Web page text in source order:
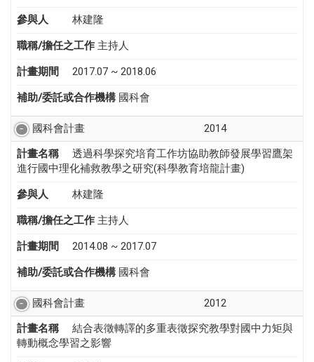
參與人 林建隆
職稱/擔任之工作 主持人
計畫期間 2017.07 ~ 2018.06
補助/委託或合作機構 國科會
國科會計畫
2014
計畫名稱
透過科學探究培育工作坊協助教師發展學習鷹架
進行國中理化補救教學之研究(科學教育培龍計畫)
參與人 林建隆
職稱/擔任之工作 主持人
計畫期間 2014.08 ~ 2017.07
補助/委託或合作機構 國科會
國科會計畫
2012
計畫名稱
結合表徵轉譯的多重表徵探究教學對國中力矩與
轉動概念學習之影響